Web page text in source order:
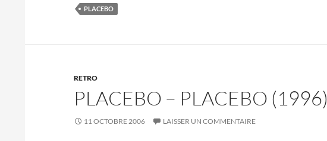
PLACEBO
RETRO
PLACEBO – PLACEBO (1996)
11 OCTOBRE 2006 LAISSER UN COMMENTAIRE